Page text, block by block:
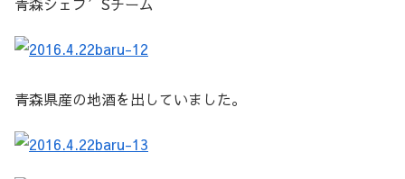
青森県産の地酒を出していました。